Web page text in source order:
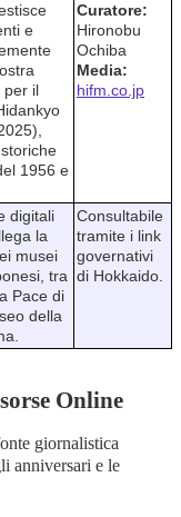
e
per il
1956 e
Curatore:
Hironobu
Ochiba
Media:
hifm.co.jp
digitali
la
musei
tra
Pace di
della
Consultabile
tramite i link
governativi
di Hokkaido.
Online
giornalistica
anniversari e le